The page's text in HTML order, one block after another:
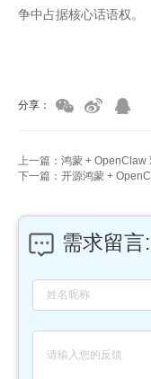
争中占据核心话语权。
分享：
需求留言: